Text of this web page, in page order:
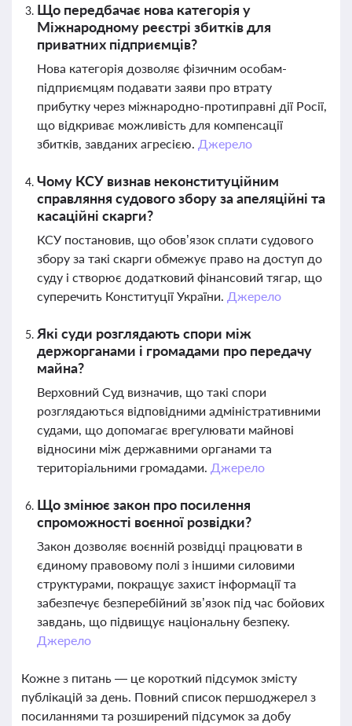
Що передбачає нова категорія у
Міжнародному реєстрі збитків для
приватних підприємців?
Нова категорія дозволяє фізичним особам-
підприємцям подавати заяви про втрату
прибутку через міжнародно-протиправні дії Росії,
що відкриває можливість для компенсації
збитків, завданих агресією. Джерело
Чому КСУ визнав неконституційним
справляння судового збору за апеляційні та
касаційні скарги?
КСУ постановив, що обов’язок сплати судового
збору за такі скарги обмежує право на доступ до
суду і створює додатковий фінансовий тягар, що
суперечить Конституції України. Джерело
Які суди розглядають спори між
держорганами і громадами про передачу
майна?
Верховний Суд визначив, що такі спори
розглядаються відповідними адміністративними
судами, що допомагає врегулювати майнові
відносини між державними органами та
територіальними громадами. Джерело
Що змінює закон про посилення
спроможності воєнної розвідки?
Закон дозволяє воєнній розвідці працювати в
єдиному правовому полі з іншими силовими
структурами, покращує захист інформації та
забезпечує безперебійний зв’язок під час бойових
завдань, що підвищує національну безпеку.
Джерело
Кожне з питань — це короткий підсумок змісту
публікацій за день. Повний список першоджерел з
посиланнями та розширений підсумок за добу